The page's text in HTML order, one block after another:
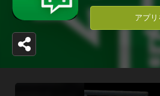
アプ